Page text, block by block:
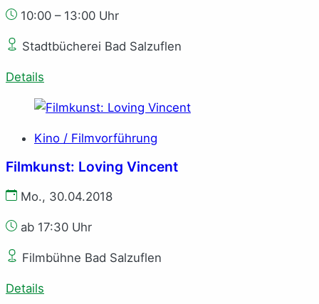
10:00 – 13:00 Uhr
Stadtbücherei Bad Salzuflen
Details
Kino / Filmvorführung
Filmkunst: Loving Vincent
Mo., 30.04.2018
ab 17:30 Uhr
Filmbühne Bad Salzuflen
Details